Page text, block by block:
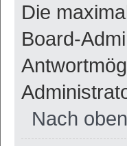
Die
Board-
Nach oben